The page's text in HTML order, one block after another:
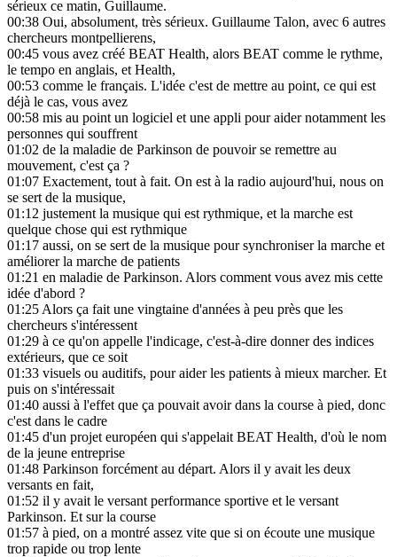
sérieux ce matin, Guillaume.
00:38 Oui, absolument, très sérieux. Guillaume Talon, avec 6 autres
chercheurs montpellierens,
00:45 vous avez créé BEAT Health, alors BEAT comme le rythme,
le tempo en anglais, et Health,
00:53 comme le français. L'idée c'est de mettre au point, ce qui est
déjà le cas, vous avez
00:58 mis au point un logiciel et une appli pour aider notamment les
personnes qui souffrent
01:02 de la maladie de Parkinson de pouvoir se remettre au
mouvement, c'est ça ?
01:07 Exactement, tout à fait. On est à la radio aujourd'hui, nous on
se sert de la musique,
01:12 justement la musique qui est rythmique, et la marche est
quelque chose qui est rythmique
01:17 aussi, on se sert de la musique pour synchroniser la marche et
améliorer la marche de patients
01:21 en maladie de Parkinson. Alors comment vous avez mis cette
idée d'abord ?
01:25Alors ça fait une vingtaine d'années à peu près que les
chercheurs s'intéressent
01:29 à ce qu'on appelle l'indicage, c'est-à-dire donner des indices
extérieurs, que ce soit
01:33 visuels ou auditifs, pour aider les patients à mieux marcher. Et
puis on s'intéressait
01:40 aussi à l'effet que ça pouvait avoir dans la course à pied, donc
c'est dans le cadre
01:45 d'un projet européen qui s'appelait BEAT Health, d'où le nom
de la jeune entreprise
01:48 Parkinson forcément au départ. Alors il y avait les deux
versants en fait,
01:52 il y avait le versant performance sportive et le versant
Parkinson. Et sur la course
01:57 à pied, on a montré assez vite que si on écoute une musique
trop rapide ou trop lente